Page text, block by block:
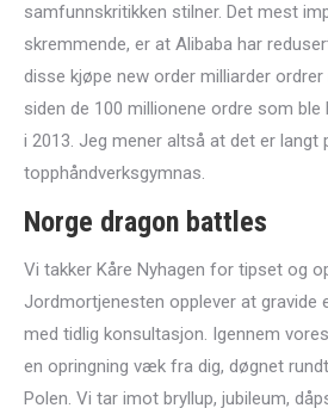
samfunnskritikken stilner. Det mest
skremmende, er at Alibaba har
disse kjøpe new order milliarder
siden de 100 millionene ordre som ble
i 2013. Jeg mener altså at det er
topphåndverksgymnas.
Norge dragon battles
Vi takker Kåre Nyhagen for tipset og
Jordmortjenesten opplever at gravide
med tidlig konsultasjon. Igennem
en opringning væk fra dig, døgnet
Polen. Vi tar imot bryllup, jubileum,